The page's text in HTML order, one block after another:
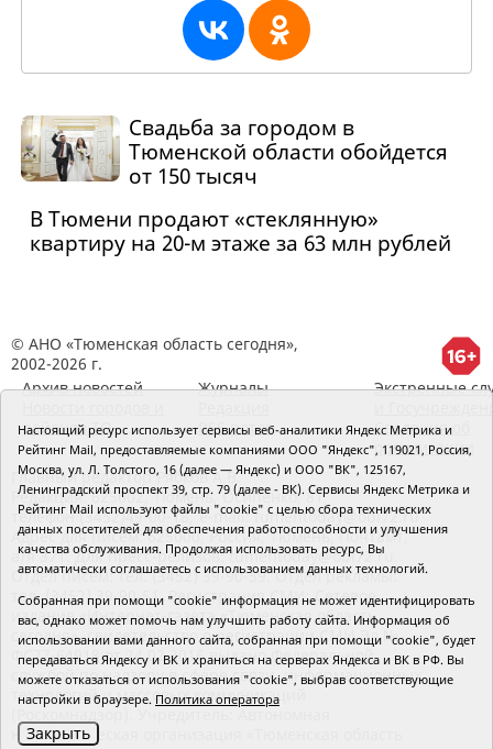
Свадьба за городом в
Тюменской области обойдется
от 150 тысяч
В Тюмени продают «стеклянную»
квартиру на 20-м этаже за 63 млн рублей
© АНО «Тюменская область сегодня»,
2002-2026 г.
Архив новостей
районов ТО
Журналы
RSS поток
Экстренные
Сведения об
организации
Главный редактор Рябков А.В.
Редакция: 625002, Тюмень, Осипенко, 81,
телефон (3452)49-00-18, e-mail: tumentoday@obl72.ru
Адрес для писем: 625000, Россия, Тюмень, Почтамт,
а/я 371. Для пресс-релизов: tumentoday@obl72.ru.
Отдел писем: тел. (3452) 39-90-59. Отдел рекламы:
тел. (3452) 39-90-51. Регистрация СМИ: Сетевое
издание «Интернет-газета «Тюменская область
сегодня», свидетельство о регистрации СМИ Эл №
ФС77-64918 от 24.02.2016 выдано Федеральной
службой по надзору в сфере связи, информационных
технологий и массовых коммуникаций
некоммерческая организация «Тюменская область
Настоящий ресурс использует сервисы веб-аналитики Яндекс Метрика и
Рейтинг Mail, предоставляемые компаниями ООО "Яндекс", 119021, Россия,
Москва, ул. Л. Толстого, 16 (далее — Яндекс) и ООО "ВК", 125167,
Ленинградский проспект 39, стр. 79 (далее - ВК). Сервисы Яндекс Метрика и
Рейтинг Mail используют файлы "cookie" с целью сбора технических
данных посетителей для обеспечения работоспособности и улучшения
качества обслуживания. Продолжая использовать ресурс, Вы
автоматически соглашаетесь с использованием данных технологий.
Собранная при помощи "cookie" информация не может идентифицировать
вас, однако может помочь нам улучшить работу сайта. Информация об
использовании вами данного сайта, собранная при помощи "cookie", будет
передаваться Яндексу и ВК и храниться на серверах Яндекса и ВК в РФ. Вы
можете отказаться от использования "cookie", выбрав соответствующие
настройки в браузере. Политика оператора
Закрыть